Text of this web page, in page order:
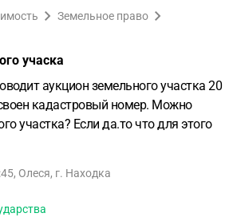
Земельное право
учаска
аукцион земельного участка 20
кадастровый номер. Можно
участка? Если да.то что для этого
, Олеся, г. Находка